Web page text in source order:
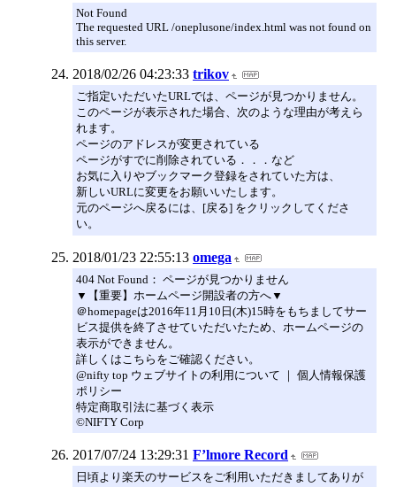
Not Found
The requested URL /oneplusone/index.html was not found on
this server.
2018/02/26 04:23:33 trikov
ご指定いただいたURLでは、ページが見つかりません。
このページが表示された場合、次のような理由が考えら
れます。
ページのアドレスが変更されている
ページがすでに削除されている．．．など
お気に入りやブックマーク登録をされていた方は、
新しいURLに変更をお願いいたします。
元のページへ戻るには、[戻る] をクリックしてくださ
い。
2018/01/23 22:55:13 omega
404 Not Found： ページが見つかりません
▼【重要】ホームページ開設者の方へ▼
＠homepageは2016年11月10日(木)15時をもちましてサー
ビス提供を終了させていただいたため、ホームページの
表示ができません。
詳しくはこちらをご確認ください。
@nifty top ウェブサイトの利用について ｜ 個人情報保護
ポリシー
特定商取引法に基づく表示
©NIFTY Corp
2017/07/24 13:29:31 F’lmore Record
日頃より楽天のサービスをご利用いただきましてありが